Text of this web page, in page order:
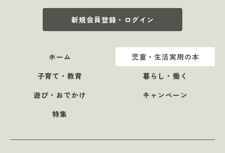
新規会員登録・ログイン
ホーム
児童・生活実用の本
子育て・教育
暮らし・働く
遊び・おでかけ
キャンペーン
特集